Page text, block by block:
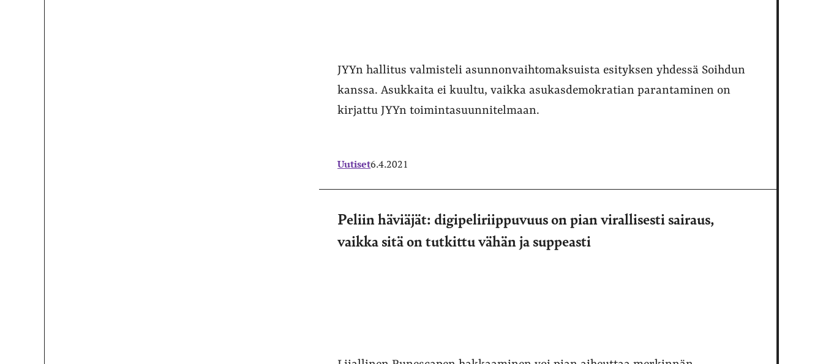
JYYn hallitus valmisteli asunnonvaihtomaksuista esityksen yhdessä Soihdun
kanssa. Asukkaita ei kuultu, vaikka asukasdemokratian parantaminen on
kirjattu JYYn toimintasuunnitelmaan.
Uutiset6.4.2021
Peliin häviäjät: digipeliriippuvuus on pian virallisesti sairaus,
vaikka sitä on tutkittu vähän ja suppeasti